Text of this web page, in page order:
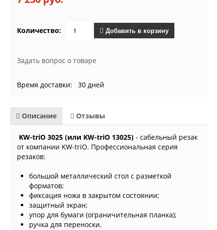
Количество: Добавить в корзину
Задать вопрос о товаре
Время доставки: 30 дней
Описание Отзывы
KW-triO 3025 (или KW-triO 13025) - сабельный резак
от компании KW-triO. Профессиональная серия
резаков:
большой металлический стол с разметкой
форматов;
фиксация ножа в закрытом состоянии;
защитный экран;
упор для бумаги (ограничительная планка);
ручка для переноски.